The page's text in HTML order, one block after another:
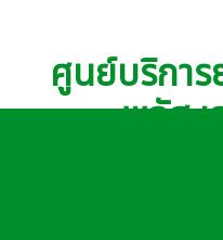
ศูนย์บริกา
พลัส เ